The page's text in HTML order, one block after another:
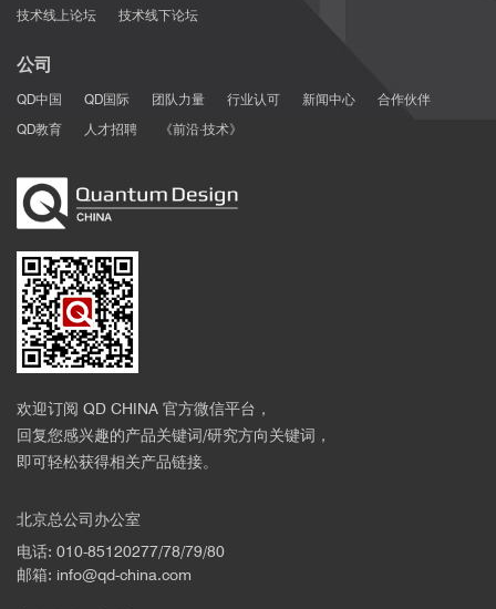
文献
技术线上论坛 技术线下论坛
公司
QD中国 QD国际 团队力量 行业认可 新闻中心
合作伙伴
QD教育
人才招聘 《前沿·技术》
欢迎订阅 QD CHINA 官方微信平台，
回复您感兴趣的产品关键词/研究方向关键词，
即可轻松获得相关产品链接。
北京总公司办公室
电话: 010-85120277/78/79/80
邮箱: info@qd-china.com